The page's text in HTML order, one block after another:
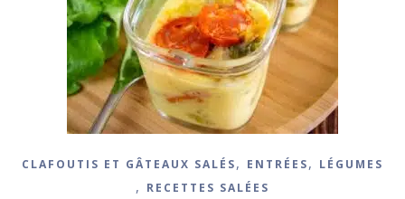
CLAFOUTIS ET GÂTEAUX SALÉS, ENTRÉES, LÉGUMES
, RECETTES SALÉES